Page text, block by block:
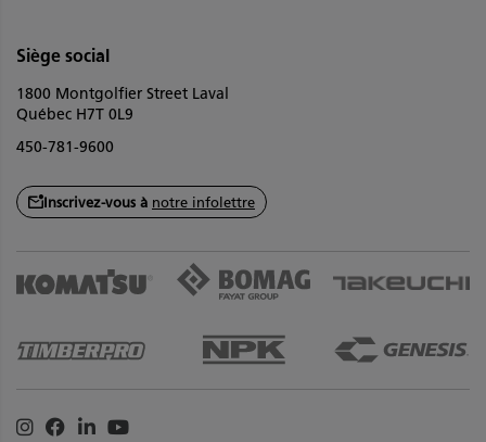
Siège social
1800 Montgolfier Street Laval
Québec H7T 0L9
450-781-9600
Inscrivez-vous à notre infolettre
Instagram
Facebook
LinkedinYoutube